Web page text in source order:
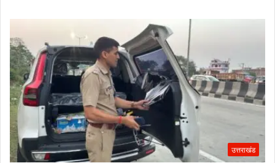
उत्तराखंड